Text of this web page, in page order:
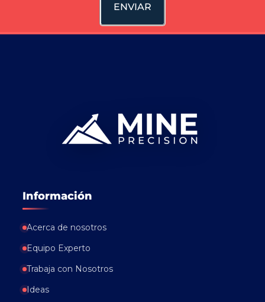
ENVIAR
Información
Acerca de nosotros
Equipo Experto
Trabaja con Nosotros
Ideas